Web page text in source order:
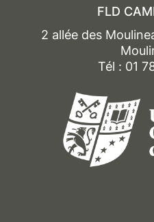
FLD
2 allée des
Tél : 01